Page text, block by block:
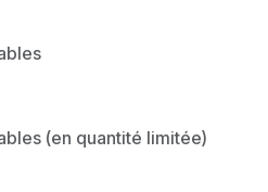
(en quantité limitée)